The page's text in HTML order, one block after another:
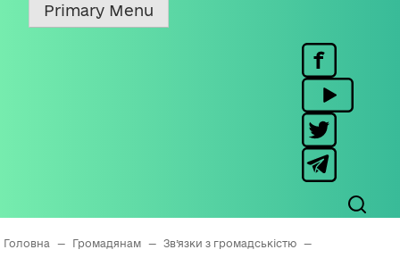
Primary Menu
Головна — Громадянам — Зв’язки з громадськістю
—